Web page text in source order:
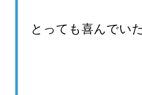
とっても喜んでい